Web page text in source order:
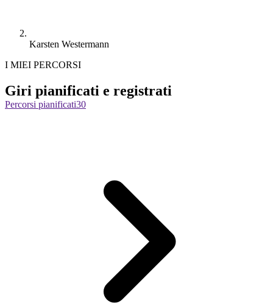
Karsten Westermann
I MIEI PERCORSI
Giri pianificati e registrati
Percorsi pianificati30